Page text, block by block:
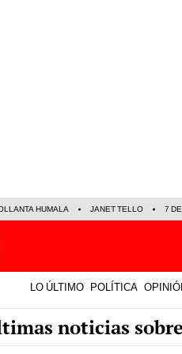
HUMALA JANET TELLO 7
LO ÚLTIMO POLÍTICA
noticias